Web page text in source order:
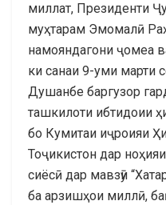
миллат, Президенти
муҳтарам Эмомалӣ
намояндагони ҷомеа
ки санаи 9-уми марти
Душанбе баргузор
ташкилоти ибтидоии
бо Кумитаи иҷроияи
Тоҷикистон дар
сиёсӣ дар мавзӯи
ба арзишҳои миллӣ,